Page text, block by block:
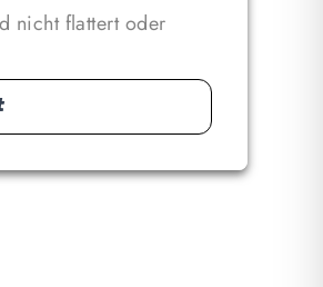
nicht flattert oder